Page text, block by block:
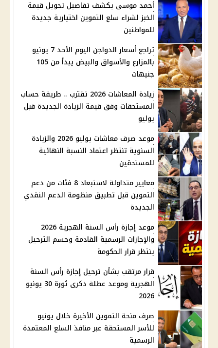
أحمد موسى يكشف تفاصيل تحويل قيمة
الخبز لشراء سلع التموين اختيارية جديدة
للمواطنين
تراجع أسعار الدواجن اليوم الأحد 7 يونيو
بالمزارع والأسواق والبيض يبدأ من 105
جنيهات
زيادة المعاشات 2026 تقترب .. طريقة حساب
المستحقات وفق قيمة الزيادة الجديدة قبل
يوليو
موعد صرف معاشات يوليو 2026 والزيادة
السنوية تنتظر اعتماد النسبة النهائية
للمستحقين
معايير متداولة لاستبعاد 8 فئات من دعم
التموين قبل تطبيق منظومة الدعم النقدي
الجديدة
موعد إجازة رأس السنة الهجرية 2026
والإجازات الرسمية القادمة وحسم الترحيل
ينتظر قرار الحكومة
قرار مرتقب بشأن ترحيل إجازة رأس السنة
الهجرية وموعد عطلة ذكرى ثورة 30 يونيو
2026
صرف منحة التموين الأخيرة خلال يونيو
للأسر المستحقة عبر منافذ السلع المعتمدة
الرسمية